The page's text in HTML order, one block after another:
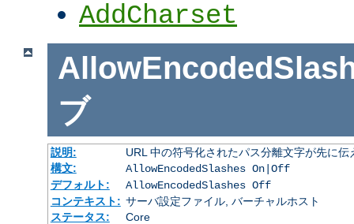
AddCharset
ブ
説明:
URL 中の符号化されたパス分離文字が先に
構文:
AllowEncodedSlashes On|Off
デフォルト:
AllowEncodedSlashes Off
コンテキスト: サーバ設定ファイル, バーチャルホスト
ステータス:
Core